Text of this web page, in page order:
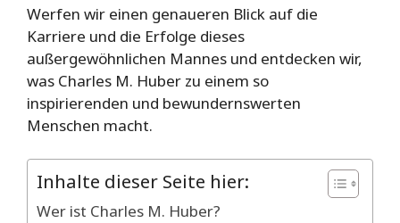
Werfen wir einen genaueren Blick auf die
Karriere und die Erfolge dieses
außergewöhnlichen Mannes und entdecken wir,
was Charles M. Huber zu einem so
inspirierenden und bewundernswerten
Menschen macht.
Inhalte dieser Seite hier:
Wer ist Charles M. Huber?